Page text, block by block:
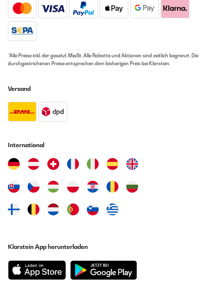
*Alle Preise inkl. der gesetzl. MwSt. Alle Rabatte und Aktionen sind zeitlich begrenzt. Die
durchgestrichenen Preise entsprechen dem bisherigen Preis bei Klarstein.
Versand
International
Klarstein App herunterladen